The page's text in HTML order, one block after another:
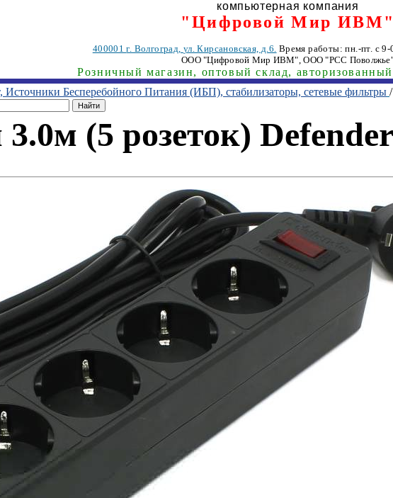
компьютерная компания
"Цифровой Мир ИВМ"
400001г. Волгоград, ул. Кирсановская, д.6. Время работы: пн.-пт. с 9-
ООО "Цифровой Мир ИВМ", ООО "РСС
Розничный магазин, оптовый склад,
Источники Бесперебойного Питания (ИБП), стабилизаторы, сетевые фильтры /
(5 розеток)